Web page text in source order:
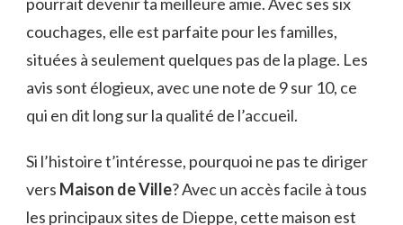
couchages, elle est parfaite pour les familles,
situées à seulement quelques pas de la plage. Les
avis sont élogieux, avec une note de 9 sur 10, ce
qui en dit long sur la qualité de l’accueil.
Si l’histoire t’intéresse, pourquoi ne pas te diriger
vers Maison de Ville? Avec un accès facile à tous
les principaux sites de Dieppe, cette maison est